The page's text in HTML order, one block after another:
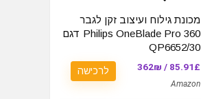
מכונת גילוח ועיצוב זקן לגבר
Philips OneBlade Pro 360 דגם
QP6652/30
85.91£ / 362₪
Amazon
לרכישה